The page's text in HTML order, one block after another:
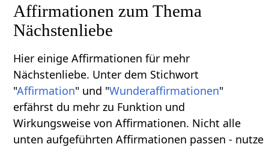
Affirmationen zum Thema
Nächstenliebe
Hier einige Affirmationen für mehr
Nächstenliebe. Unter dem Stichwort
"Affirmation" und "Wunderaffirmationen"
erfährst du mehr zu Funktion und
Wirkungsweise von Affirmationen. Nicht alle
unten aufgeführten Affirmationen passen - nutze